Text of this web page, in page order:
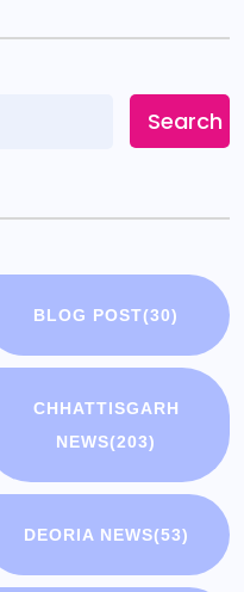
Search
BLOG POST(30)
CHHATTISGARH
NEWS(203)
DEORIA NEWS(53)